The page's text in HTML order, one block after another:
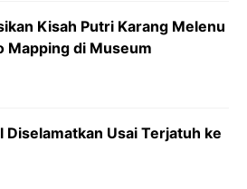
Kisah Putri Karang Melenu
Mapping di Museum
Diselamatkan Usai Terjatuh ke